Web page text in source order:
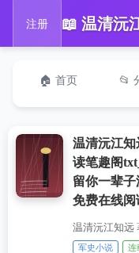
注册
🏠 首页 📂
温清沅江知
读笔趣阁
留你一辈
免费在线阅
温清沅江知远
军史小说 连